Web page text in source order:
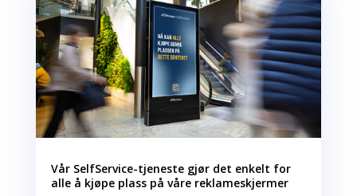
Vår SelfService-tjeneste gjør det enkelt for
alle å kjøpe plass på våre reklameskjermer